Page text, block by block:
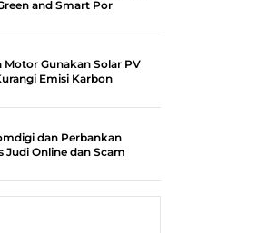
and Smart Por
Motor Gunakan Solar PV
Emisi Karbon
dan Perbankan
Judi Online dan Scam